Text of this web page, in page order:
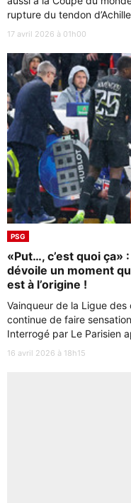
rupture du tendon
17 avril 2026 à 01h00
PSG
«Put…, c’est quoi ça»
dévoile un moment
est à l’origine !
Vainqueur de la Ligue des
continue de faire
Interrogé par Le Parisien
16 avril 2026 à 18h15